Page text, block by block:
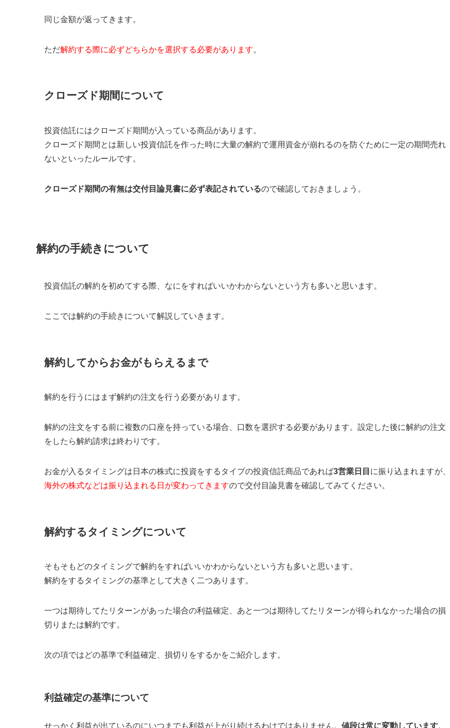
同じ金額が返ってきます。
ただ解約する際に必ずどちらかを選択する必要があります。
クローズド期間について
投資信託にはクローズド期間が入っている商品があります。
クローズド期間とは新しい投資信託を作った時に大量の解約で運用資金が崩れるのを防ぐために一定の期間売れ
ないといったルールです。
クローズド期間の有無は交付目論見書に必ず表記されているので確認しておきましょう。
解約の手続きについて
投資信託の解約を初めてする際、なにをすればいいかわからないという方も多いと思います。
ここでは解約の手続きについて解説していきます。
解約してからお金がもらえるまで
解約を行うにはまず解約の注文を行う必要があります。
解約の注文をする前に複数の口座を持っている場合、口数を選択する必要があります。設定した後に解約の注文
をしたら解約請求は終わりです。
お金が入るタイミングは日本の株式に投資をするタイプの投資信託商品であれば3営業日目 に振り込まれますが、
海外の株式などは振り込まれる日が変わってきますので交付目論見書を確認してみてください。
解約するタイミングについて
そもそもどのタイミングで解約をすればいいかわからないという方も多いと思います。
解約をするタイミングの基準として大きく二つあります。
一つは期待してたリターンがあった場合の利益確定、あと一つは期待してたリターンが得られなかった場合の損
切りまたは解約です。
次の項ではどの基準で利益確定、損切りをするかをご紹介します。
利益確定の基準について
せっかく利益が出ているのにいつまでも利益が上がり続けるわけではありません。 値段は常に変動しています。